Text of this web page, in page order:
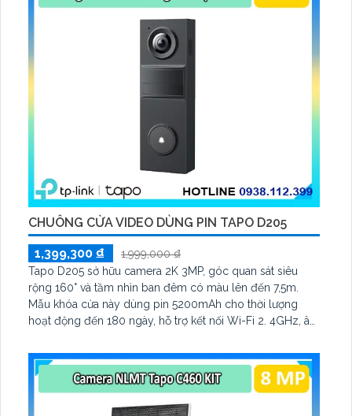
CHUÔNG CỬA VIDEO DÙNG PIN TAPO D205
1,399,300 ₫
1,999,000 ₫
Tapo D205 sở hữu camera 2K 3MP, góc quan sát siêu
rộng 160° và tầm nhìn ban đêm có màu lên đến 7,5m.
Mẫu khóa cửa này dùng pin 5200mAh cho thời lượng
hoạt động đến 180 ngày, hỗ trợ kết nối Wi-Fi 2. 4GHz, âm